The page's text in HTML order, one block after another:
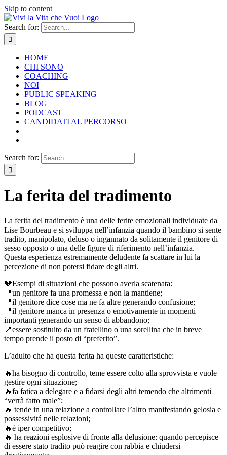
Skip to content
Search for:
HOME
CHI SONO
COACHING
NOI
PUBLIC SPEAKING
BLOG
PODCAST
CANDIDATI AL PERCORSO
Search for:
La ferita del tradimento
La ferita del tradimento è una delle ferite emozionali individuate da
Lise Bourbeau e si sviluppa nell’infanzia quando il bambino si sente
tradito, manipolato, deluso o ingannato da solitamente il genitore di
sesso opposto o una delle figure di riferimento nell’infanzia.
Questa esperienza estremamente deludente fa scattare in lui la
percezione di non potersi fidare degli altri.
💔Esempi di situazioni che possono averla scatenata:
📍un genitore fa una promessa e non la mantiene;
📍il genitore dice cose ma ne fa altre generando confusione;
📍il genitore manca in presenza o emotivamente in momenti
importanti generando un senso di abbandono;
📍essere sostituito da un fratellino o una sorellina che in breve
tempo prende il posto di “preferito”.
L’adulto che ha questa ferita ha queste caratteristiche:
🔥ha bisogno di controllo, teme essere colto alla sprovvista e vuole
gestire ogni situazione;
🔥fa fatica a delegare e a fidarsi degli altri temendo che altrimenti
“verrà fatto male”;
🔥 tende in una relazione a controllare l’altro manifestando gelosia e
possessivitá nelle relazioni;
🔥è iper competitivo;
🔥 ha reazioni esplosive di fronte alla delusione: quando percepisce
di essere stato tradito può reagire con rabbia e chiudersi